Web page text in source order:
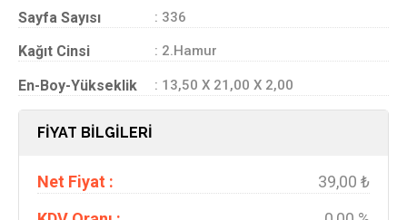
Sayfa Sayısı : 336
Kağıt Cinsi : 2.Hamur
En-Boy-Yükseklik : 13,50 X 21,00 X 2,00
FİYAT BİLGİLERİ
Net Fiyat :
39,00 ₺